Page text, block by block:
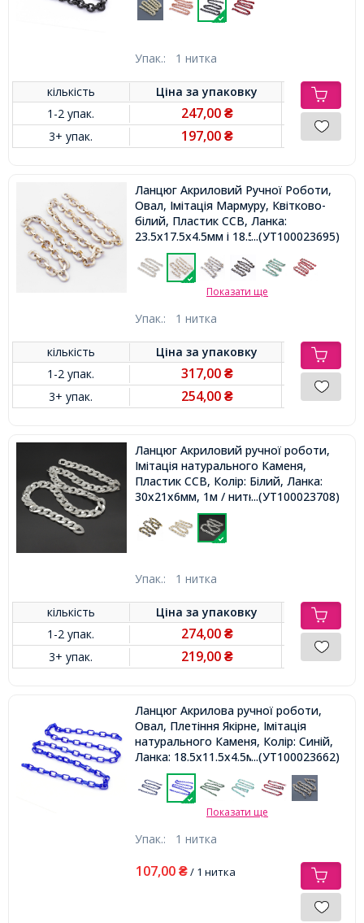
Упак.: 1 нитка
кількість Ціна заупаковку
1-2 упак.
247,00 ₴
3+ упак. 197,00 ₴
Ланцюг Акриловий Ручної Роботи,
Овал, Імітація Мармуру, Квітково-
білий, Пластик CCB, Ланка:
23.5x17.5x4.5мм і 18.5x11.5x4.5мм,
1м/нитка
...(УТ100023695)
Показати ще
Упак.: 1 нитка
кількість Ціна заупаковку
1-2 упак.
317,00 ₴
3+ упак. 254,00 ₴
Ланцюг Акриловий ручної роботи,
Імітація натурального Каменя,
Пластик CCB, Колір: Білий, Ланка:
30x21x6мм, 1м / нитка,...(УТ100023708)
Упак.: 1 нитка
кількість Ціна заупаковку
1-2 упак.
274,00 ₴
3+ упак. 219,00 ₴
Ланцюг Акрилова ручної роботи,
Овал, Плетіння Якірне, Імітація
натурального Каменя, Колір: Синій,
Ланка: 18.5x11.5x4.5мм, 1м / нитка,
...(УТ100023662)
Показати ще
Упак.: 1 нитка
107,00 ₴/ 1 нитка